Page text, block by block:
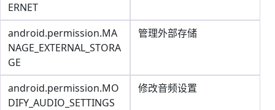
ERNET
android.permission.MA
NAGE_EXTERNAL_STORA
GE
管理外部存储
android.permission.MO
DIFY_AUDIO_SETTINGS
修改音频设置